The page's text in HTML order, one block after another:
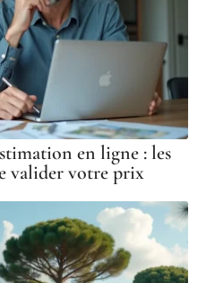
en ligne : les
valider votre prix